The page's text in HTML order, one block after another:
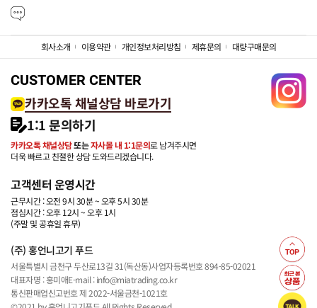
회사소개 이용약관 개인정보처리방침 제휴문의 대량구매문의
CUSTOMER CENTER
카카오톡 채널상담 바로가기
1:1 문의하기
카카오톡 채널상담또는자사몰 내 1:1문의로 남겨주시면
더욱 빠르고 친절한 상담 도와드리겠습니다.
고객센터 운영시간
근무시간 : 오전 9시 30분 ~ 오후 5시 30분
점심시간 : 오후 12시 ~ 오후 1시
(주말 및 공휴일 휴무)
(주) 홍언니고기 푸드
서울특별시 금천구 두산로13길 31(독산동)사업자등록번호 894-85-02021
대표자명 : 홍미애E-mail : info@miatrading.co.kr
통신판매업신고번호 제 2022-서울금천-1021호